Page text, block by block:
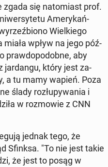
zgada się na­to­miast prof.
Ame­ry­kań­
Wiel­kie­go
wpływ na jego póź­
praw­do­po­dob­ne, aby
jar­dan­gu, który jest za­
a tu mamy wapień. Poza
ślady roz­łu­py­wa­nia i
w roz­mo­wie z CNN
jednak tego, że
Sfinksa. "To nie jest takie
że jest to posąg w